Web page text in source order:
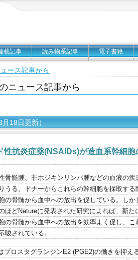
載記事 読み物系記事 電子書籍
ース記事から
ニュース記事から
18日更新）
性抗炎症薬(NSAIDs)が造血系幹細胞
骨髄腫、非ホジキンリンパ腫などの血液の
うる。ドナーからこれらの幹細胞を採取す
の骨髄から血中への放出を促している。し
ほどNatureに発表された研究によれば、新
の骨髄から血中への放出を効率よく促し、
唆されている。
プロスタグランジンE2 (PGE2)の働きを抑え